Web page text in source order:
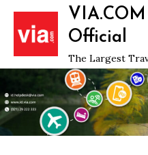
Skip
content
Official
The Largest